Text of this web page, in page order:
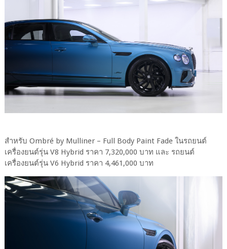
สำหรับ Ombré by Mulliner – Full Body Paint Fade ในรถยนต์
เครื่องยนต์รุ่น V8 Hybrid ราคา 7,320,000 บาท และ รถยนต์
เครื่องยนต์รุ่น V6 Hybrid ราคา 4,461,000 บาท